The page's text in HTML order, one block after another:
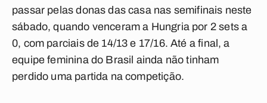
passar pelas donas das casa nas semifinais neste
sábado, quando venceram a Hungria por 2 sets a
0, com parciais de 14/13 e 17/16. Até a final, a
equipe feminina do Brasil ainda não tinham
perdido uma partida na competição.